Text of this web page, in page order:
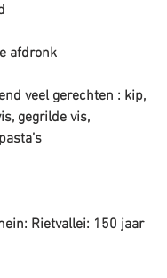
afdronk
veel gerechten : kip,
gegrilde vis,
Rietvallei: 150 jaar